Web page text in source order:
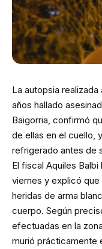
La autopsia realizada
años hallado
Baigorria, confirmó
de ellas en el cuello,
refrigerado antes de
El fiscal Aquiles
viernes y explicó
heridas de arma
cuerpo. Según
efectuadas en la
murió prácticamente